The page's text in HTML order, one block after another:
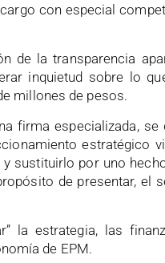
con especial
de la transparencia
inquietud sobre lo
millones de pesos.
firma especializada, se
estratégico
sustituirlo por uno
de presentar, el
la estrategia, las
de EPM.